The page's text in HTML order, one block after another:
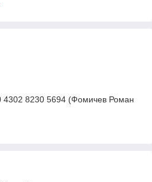
4302 8230 5694 (Фомичев Роман